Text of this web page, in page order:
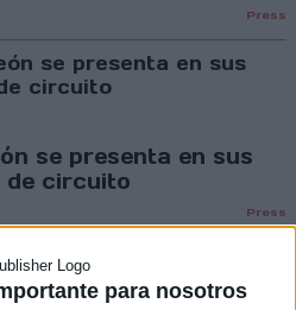
para nosotros
Press
se presenta en sus
de circuito
Press